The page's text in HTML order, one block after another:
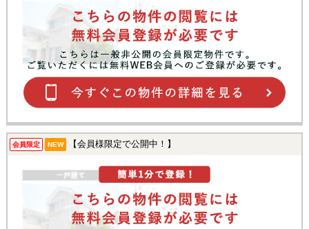
会員限定 NEW 【会員様限定で公開中！】